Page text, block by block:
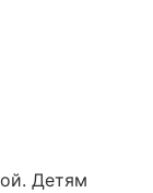
Детям